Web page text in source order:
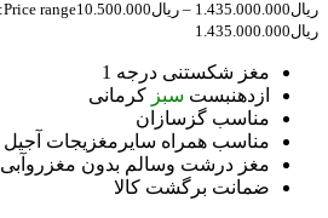
ریال1.435.000.000
– ریال10.500.000
ریال1.435.000.000
مغز شکستنی درجه 1
ازدهنبست سبز کرمانی
مناسب گزسازان
مناسب همراه سایرمغزیجات آجیل
مغز درشت وسالم بدون مغزروآبی
ضمانت برگشت کالا